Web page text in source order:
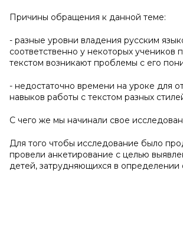
Причины обращения к данной теме:
- разные уровни владения русским
соответственно у некоторых учеников
текстом возникают проблемы с его
- недостаточно времени на уроке для
навыков работы с текстом разных
С чего же мы начинали свое
Для того чтобы исследование было
провели анкетирование с целью
детей, затрудняющихся в определении